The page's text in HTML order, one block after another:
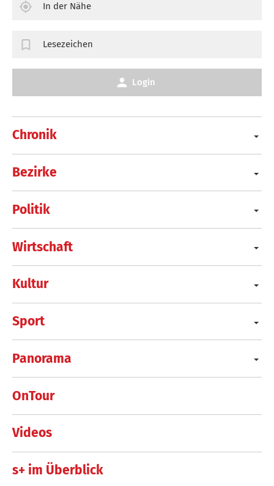
Chronik
Bezirke
Politik
Wirtschaft
Kultur
Sport
Panorama
OnTour
Videos
s+ im Überblick
In der Nähe
Lesezeichen
Login